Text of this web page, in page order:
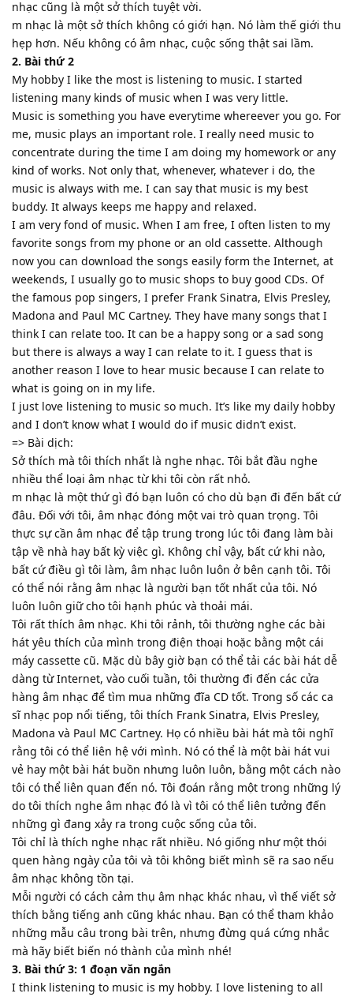
nhạc cũng là một sở thích tuyệt vời.
m nhạc là một sở thích không có giới hạn. Nó làm thế giới thu
hẹp hơn. Nếu không có âm nhạc, cuộc sống thật sai lầm.
2. Bài thứ 2
My hobby I like the most is listening to music. I started
listening many kinds of music when I was very little.
Music is something you have everytime whereever you go. For
me, music plays an important role. I really need music to
concentrate during the time I am doing my homework or any
kind of works. Not only that, whenever, whatever i do, the
music is always with me. I can say that music is my best
buddy. It always keeps me happy and relaxed.
I am very fond of music. When I am free, I often listen to my
favorite songs from my phone or an old cassette. Although
now you can download the songs easily form the Internet, at
weekends, I usually go to music shops to buy good CDs. Of
the famous pop singers, I prefer Frank Sinatra, Elvis Presley,
Madona and Paul MC Cartney. They have many songs that I
think I can relate too. It can be a happy song or a sad song
but there is always a way I can relate to it. I guess that is
another reason I love to hear music because I can relate to
what is going on in my life.
I just love listening to music so much. It’s like my daily hobby
and I don’t know what I would do if music didn’t exist.
=> Bài dịch:
Sở thích mà tôi thích nhất là nghe nhạc. Tôi bắt đầu nghe
nhiều thể loại âm nhạc từ khi tôi còn rất nhỏ.
m nhạc là một thứ gì đó bạn luôn có cho dù bạn đi đến bất cứ
đâu. Đối với tôi, âm nhạc đóng một vai trò quan trọng. Tôi
thực sự cần âm nhạc để tập trung trong lúc tôi đang làm bài
tập về nhà hay bất kỳ việc gì. Không chỉ vậy, bất cứ khi nào,
bất cứ điều gì tôi làm, âm nhạc luôn luôn ở bên cạnh tôi. Tôi
có thể nói rằng âm nhạc là người bạn tốt nhất của tôi. Nó
luôn luôn giữ cho tôi hạnh phúc và thoải mái.
Tôi rất thích âm nhạc. Khi tôi rảnh, tôi thường nghe các bài
hát yêu thích của mình trong điện thoại hoặc bằng một cái
máy cassette cũ. Mặc dù bây giờ bạn có thể tải các bài hát dễ
dàng từ Internet, vào cuối tuần, tôi thường đi đến các cửa
hàng âm nhạc để tìm mua những đĩa CD tốt. Trong số các ca
sĩ nhạc pop nổi tiếng, tôi thích Frank Sinatra, Elvis Presley,
Madona và Paul MC Cartney. Họ có nhiều bài hát mà tôi nghĩ
rằng tôi có thể liên hệ với mình. Nó có thể là một bài hát vui
vẻ hay một bài hát buồn nhưng luôn luôn, bằng một cách nào
tôi có thể liên quan đến nó. Tôi đoán rằng một trong những lý
do tôi thích nghe âm nhạc đó là vì tôi có thể liên tưởng đến
những gì đang xảy ra trong cuộc sống của tôi.
Tôi chỉ là thích nghe nhạc rất nhiều. Nó giống như một thói
quen hàng ngày của tôi và tôi không biết mình sẽ ra sao nếu
âm nhạc không tồn tại.
Mỗi người có cách cảm thụ âm nhạc khác nhau, vì thế viết sở
thích bằng tiếng anh cũng khác nhau. Bạn có thể tham khảo
những mẫu câu trong bài trên, nhưng đừng quá cứng nhắc
mà hãy biết biến nó thành của mình nhé!
3. Bài thứ 3: 1 đoạn văn ngắn
I think listening to music is my hobby. I love listening to all